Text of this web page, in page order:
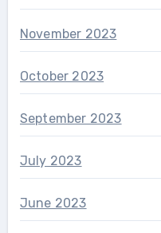
November 2023
October 2023
September 2023
July 2023
June 2023